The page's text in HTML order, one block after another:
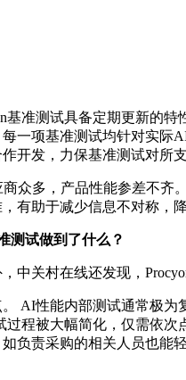
基准测试具备定期更新的特
一项基准测试均针对实际
开发， 力保基准测试对所
众多，产品性能参差不齐
有助于减少信息不对称，
测试做到了什么？
中关村在线还发现，
AI性能内部测试通常极为
过程被大幅简化，仅需依
负责采购的相关人员也能轻